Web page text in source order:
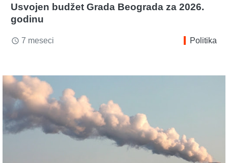
Usvojen budžet Grada Beograda za 2026.
godinu
access_time 7 meseci Politika